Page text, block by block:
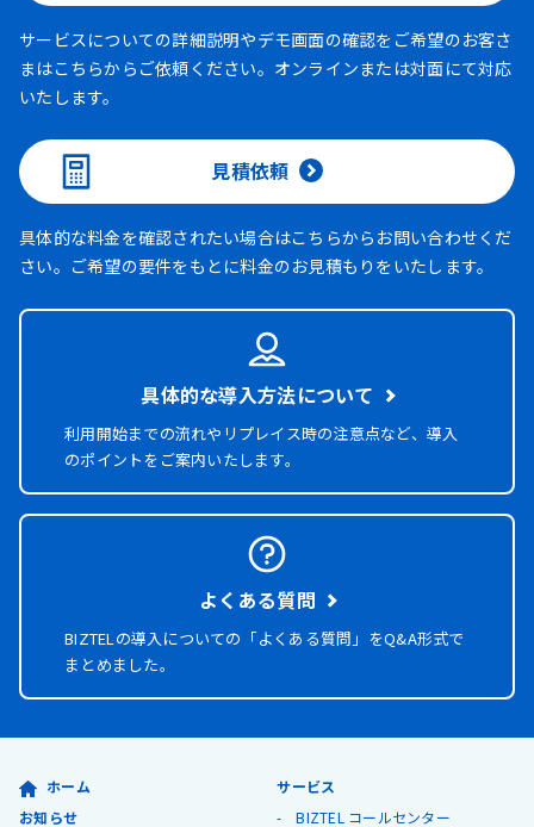
サービスについての詳細説明やデモ画面の確認をご希望のお客さ
まはこちらからご依頼ください。オンラインまたは対面にて対応
いたします。
見積依頼
具体的な料金を確認されたい場合はこちらからお問い合わせくだ
さい。ご希望の要件をもとに料金のお見積もりをいたします。
具体的な導入方法について
利用開始までの流れやリプレイス時の注意点など、導入
のポイントをご案内いたします。
よくある質問
BIZTELの導入についての「よくある質問」をQ&A形式で
まとめました。
ホーム
お知らせ
サービス
BIZTEL コールセンター